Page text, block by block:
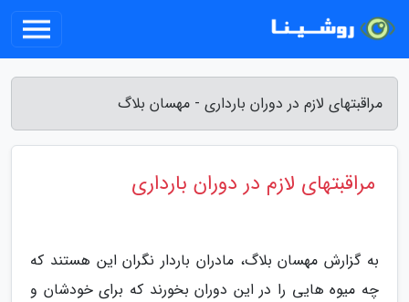
مراقبتهای لازم در دوران بارداری - مهسان بلاگ
مراقبتهای لازم در دوران بارداری
به گزارش مهسان بلاگ، مادران باردار نگران این هستند که
چه میوه هایی را در این دوران بخورند که برای خودشان و